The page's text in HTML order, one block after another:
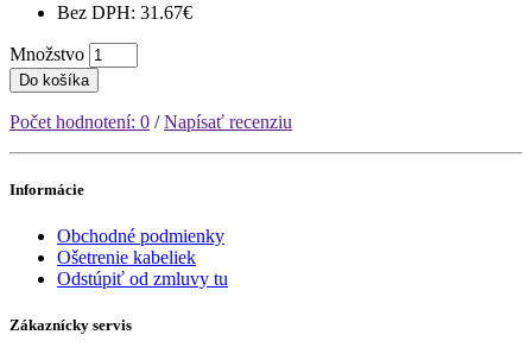
Bez DPH: 31.67€
Množstvo
Do košíka
Počet hodnotení: 0 /Napísať recenziu
Informácie
Obchodné podmienky
Ošetrenie kabeliek
Odstúpiť od zmluvy tu
Zákaznícky servis